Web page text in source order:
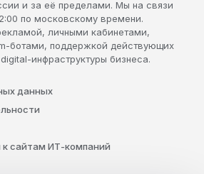
и за её пределами. Мы на связи
по московскому времени.
личными кабинетами,
ботами, поддержкой действующих
инфраструктуры бизнеса.
данных
сайтам ИТ-компаний